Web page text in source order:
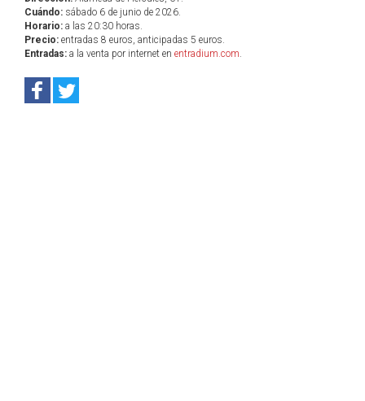
Cuándo: sábado 6 de junio de 2026.
Horario: a las 20:30 horas.
Precio: entradas 8 euros, anticipadas 5 euros.
Entradas: a la venta por internet en entradium.com.